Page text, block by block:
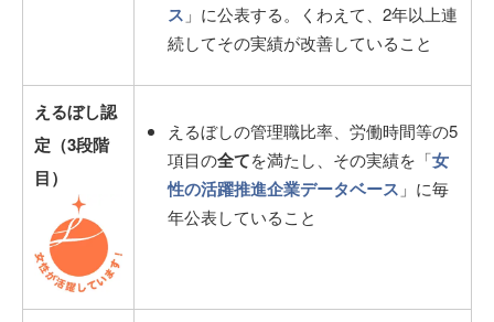
ス 」に公表する。くわえて、2年以上連
続してその実績が改善していること
えるぼし認
定（3段階
目）
えるぼしの管理職比率、労働時間等の5
項目の全てを満たし、その実績を「女
性の活躍推進企業データベース 」に毎
年公表していること